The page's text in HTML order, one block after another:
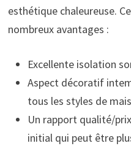
esthétique chaleureuse.
nombreux avantages :
Excellente isolation
Aspect décoratif
tous les styles de
Un rapport qualité/
initial qui peut être